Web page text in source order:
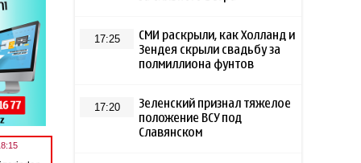
17:25
СМИ раскрыли, как Холланд и
Зендея скрыли свадьбу за
полмиллиона фунтов
17:20
Зеленский признал тяжелое
положение ВСУ под
Славянском